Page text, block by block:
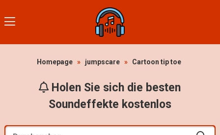
Homepage » jumpscare » Cartoon tip toe
Holen Sie sich die besten
Soundeffekte kostenlos